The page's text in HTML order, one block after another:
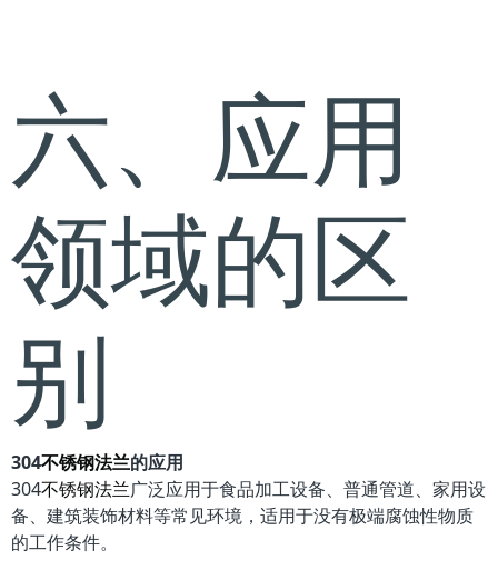
六、应用
领域的区
别
304不锈钢法兰的应用
304不锈钢法兰广泛应用于食品加工设备、普通管道、家用设
备、建筑装饰材料等常见环境，适用于没有极端腐蚀性物质
的工作条件。